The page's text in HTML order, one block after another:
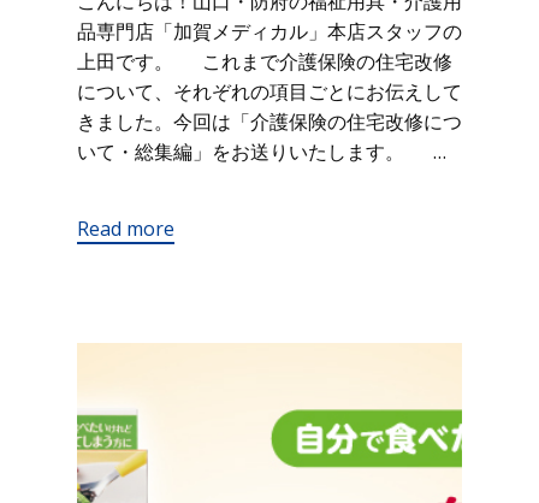
品専門店「加賀メディカル」本店スタッフの
上田です。 これまで介護保険の住宅改修
について、それぞれの項目ごとにお伝えして
きました。今回は「介護保険の住宅改修につ
いて・総集編」をお送りいたします。 …
Read more